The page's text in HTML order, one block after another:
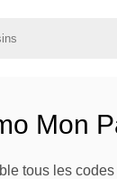
Mon
tous les